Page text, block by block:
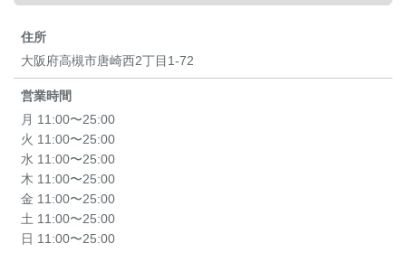
住所
大阪府高槻市唐崎西2丁目1-72
営業時間
月 11:00〜25:00
火 11:00〜25:00
水 11:00〜25:00
木 11:00〜25:00
金 11:00〜25:00
土 11:00〜25:00
日 11:00〜25:00